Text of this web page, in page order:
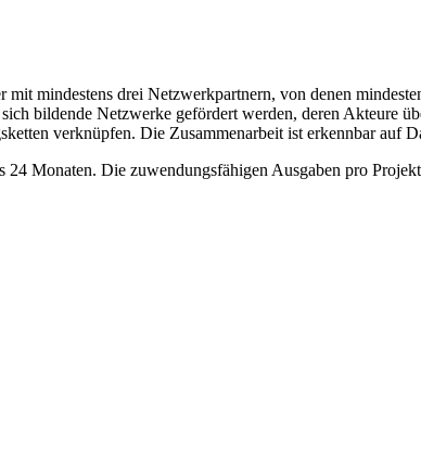
mindestens drei Netzwerkpartnern, von denen
bildende Netzwerke gefördert werden, deren Akteure
verknüpfen. Die Zusammenarbeit ist erkennbar auf
Monaten. Die zuwendungsfähigen Ausgaben pro